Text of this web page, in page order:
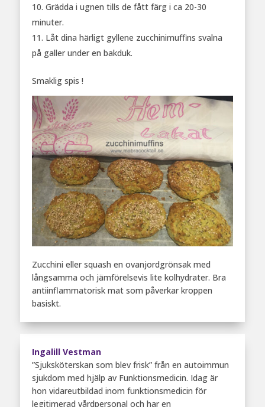
Grädda i ugnen tills de fått färg i ca 20-30
minuter.
Låt dina härligt gyllene zucchinimuffins svalna
på galler under en bakduk.
Smaklig spis !
Zucchini eller squash en ovanjordgrönsak med
långsamma och jämförelsevis lite kolhydrater. Bra
antiinflammatorisk mat som påverkar kroppen
basiskt.
Ingalill Vestman
”Sjuksköterskan som blev frisk” från en autoimmun
sjukdom med hjälp av Funktionsmedicin. Idag är
hon vidareutbildad inom funktionsmedicin för
legitimerad vårdpersonal och har en